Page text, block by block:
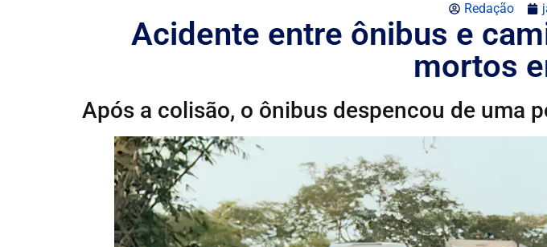
Redação
Acidente entre ônibus e
mortos
Após a colisão, o ônibus despencou de uma